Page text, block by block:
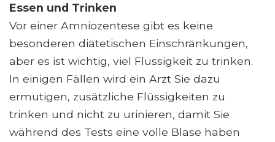
Essen und Trinken
Vor einer Amniozentese gibt es keine
besonderen diätetischen Einschränkungen,
aber es ist wichtig, viel Flüssigkeit zu trinken.
In einigen Fällen wird ein Arzt Sie dazu
ermutigen, zusätzliche Flüssigkeiten zu
trinken und nicht zu urinieren, damit Sie
während des Tests eine volle Blase haben